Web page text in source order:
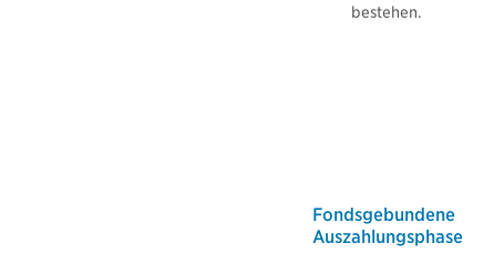
bestehen.
Fondsgebundene
Auszahlungsphase